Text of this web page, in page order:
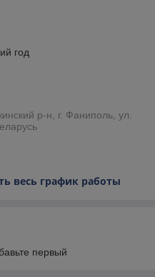
год
р-н, г. Фаниполь, ул.
весь график работы
первый